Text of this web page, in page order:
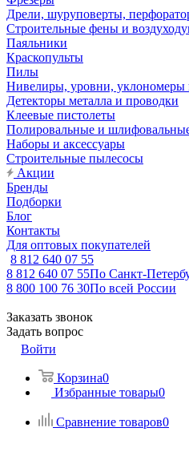
Дрели, шуруповерты,
Строительные фены и
Паяльники
Краскопульты
Пилы
Нивелиры, уровни, уклономеры
Детекторы металла и проводки
Клеевые пистолеты
Полировальные и
Наборы и аксессуары
Строительные пылесосы
Акции
Бренды
Подборки
Блог
Контакты
Для оптовых покупателей
8 812 640 07 55
8 812 640 07 55По Санкт-
8 800 100 76 30По всей России
Заказать звонок
Задать вопрос
Войти
Корзина0
Избранные товары0
Сравнение товаров0